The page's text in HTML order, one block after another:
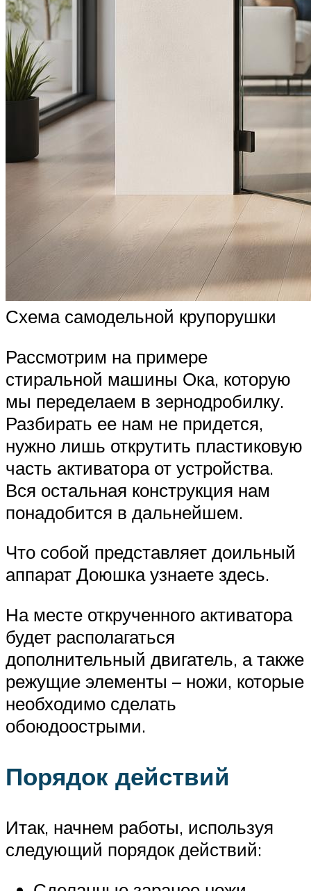
Схема самодельной крупорушки
Рассмотрим на примере
стиральной машины Ока, которую
мы переделаем в зернодробилку.
Разбирать ее нам не придется,
нужно лишь открутить пластиковую
часть активатора от устройства.
Вся остальная конструкция нам
понадобится в дальнейшем.
Что собой представляет доильный
аппарат Доюшка узнаете здесь.
На месте открученного активатора
будет располагаться
дополнительный двигатель, а также
режущие элементы – ножи, которые
необходимо сделать
обоюдоострыми.
Порядок действий
Итак, начнем работы, используя
следующий порядок действий: